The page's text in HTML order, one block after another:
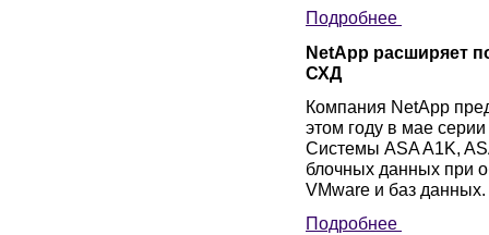
Подробнее
NetApp расширяет
СХД
Компания NetApp
этом году в мае
Системы ASA A1K,
блочных данных при
VMware и баз данных.
Подробнее